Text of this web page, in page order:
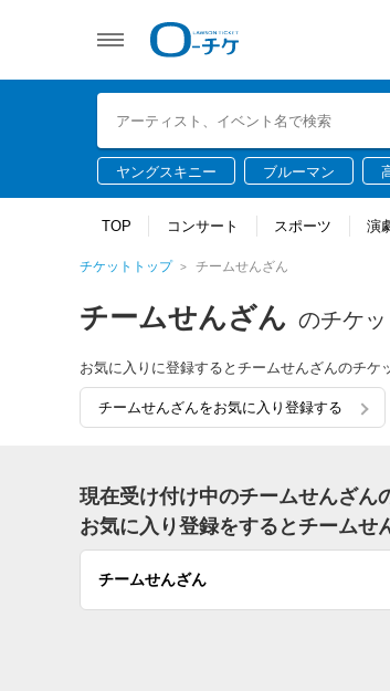
ヤングスキニー ブルーマン
TOP コンサート スポーツ 演
チケットトップ チームせんざん
チームせんざん のチケッ
お気に入りに登録するとチームせんざんのチケ
チームせんざんをお気に入り登録する
現在受け付け中のチームせんざん
お気に入り登録をするとチームせ
チームせんざん